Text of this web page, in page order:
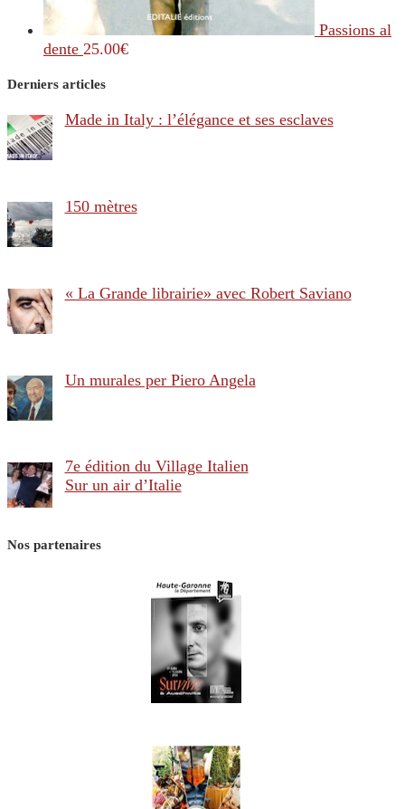
Passions al
dente 25.00€
Derniers articles
Made in Italy : l’élégance et ses esclaves
150 mètres
« La Grande librairie» avec Robert Saviano
Un murales per Piero Angela
7e édition du Village Italien
Sur un air d’Italie
Nos partenaires